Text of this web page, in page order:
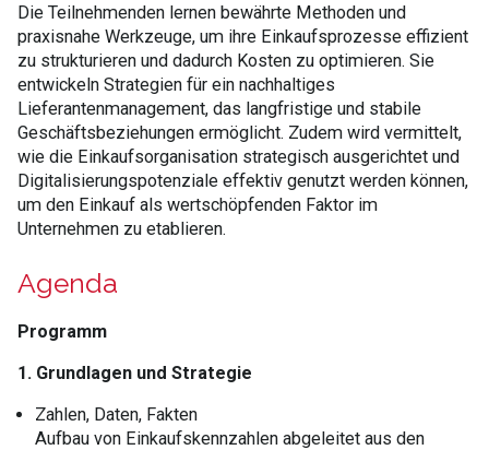
Die Teilnehmenden lernen bewährte Methoden und
praxisnahe Werkzeuge, um ihre Einkaufsprozesse effizient
zu strukturieren und dadurch Kosten zu optimieren. Sie
entwickeln Strategien für ein nachhaltiges
Lieferantenmanagement, das langfristige und stabile
Geschäftsbeziehungen ermöglicht. Zudem wird vermittelt,
wie die Einkaufsorganisation strategisch ausgerichtet und
Digitalisierungspotenziale effektiv genutzt werden können,
um den Einkauf als wertschöpfenden Faktor im
Unternehmen zu etablieren.
Agenda
Programm
1. Grundlagen und Strategie
Zahlen, Daten, Fakten
Aufbau von Einkaufskennzahlen abgeleitet aus den